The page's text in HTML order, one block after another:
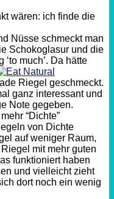
wären: ich finde die
Nüsse schmeckt man
Schokoglasur und die
much’. Da hätte
Riegel geschmeckt.
ganz interessant und
Note gegeben.
“Dichte”
von Dichte
auf weniger Raum,
mit mehr guten
funktioniert haben
und vielleicht zieht
dort noch ein wenig